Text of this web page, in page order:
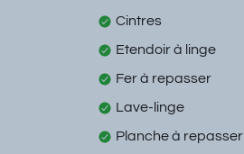
Cintres
Etendoir à linge
Fer à repasser
Lave-linge
Planche à repasser